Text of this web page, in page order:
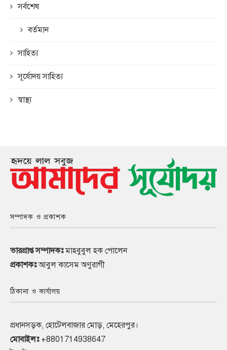
সর্বশেষ
বর্তমান
সাহিত্য
সূর্যোদয় সাহিত্য
স্বাস্থ্য
সম্পাদক ও প্রকাশক
ভারপ্রাপ্ত সম্পাদকঃমাহবুবুল হক পোলেন
প্রকাশকঃআবুল কাসেম অণুরাগী
ঠিকানা ও কার্যালয়
প্রধানসড়ক, হোটেলবাজার মোড়, মেহেরপুর।
মোবাইলঃ +8801714938647